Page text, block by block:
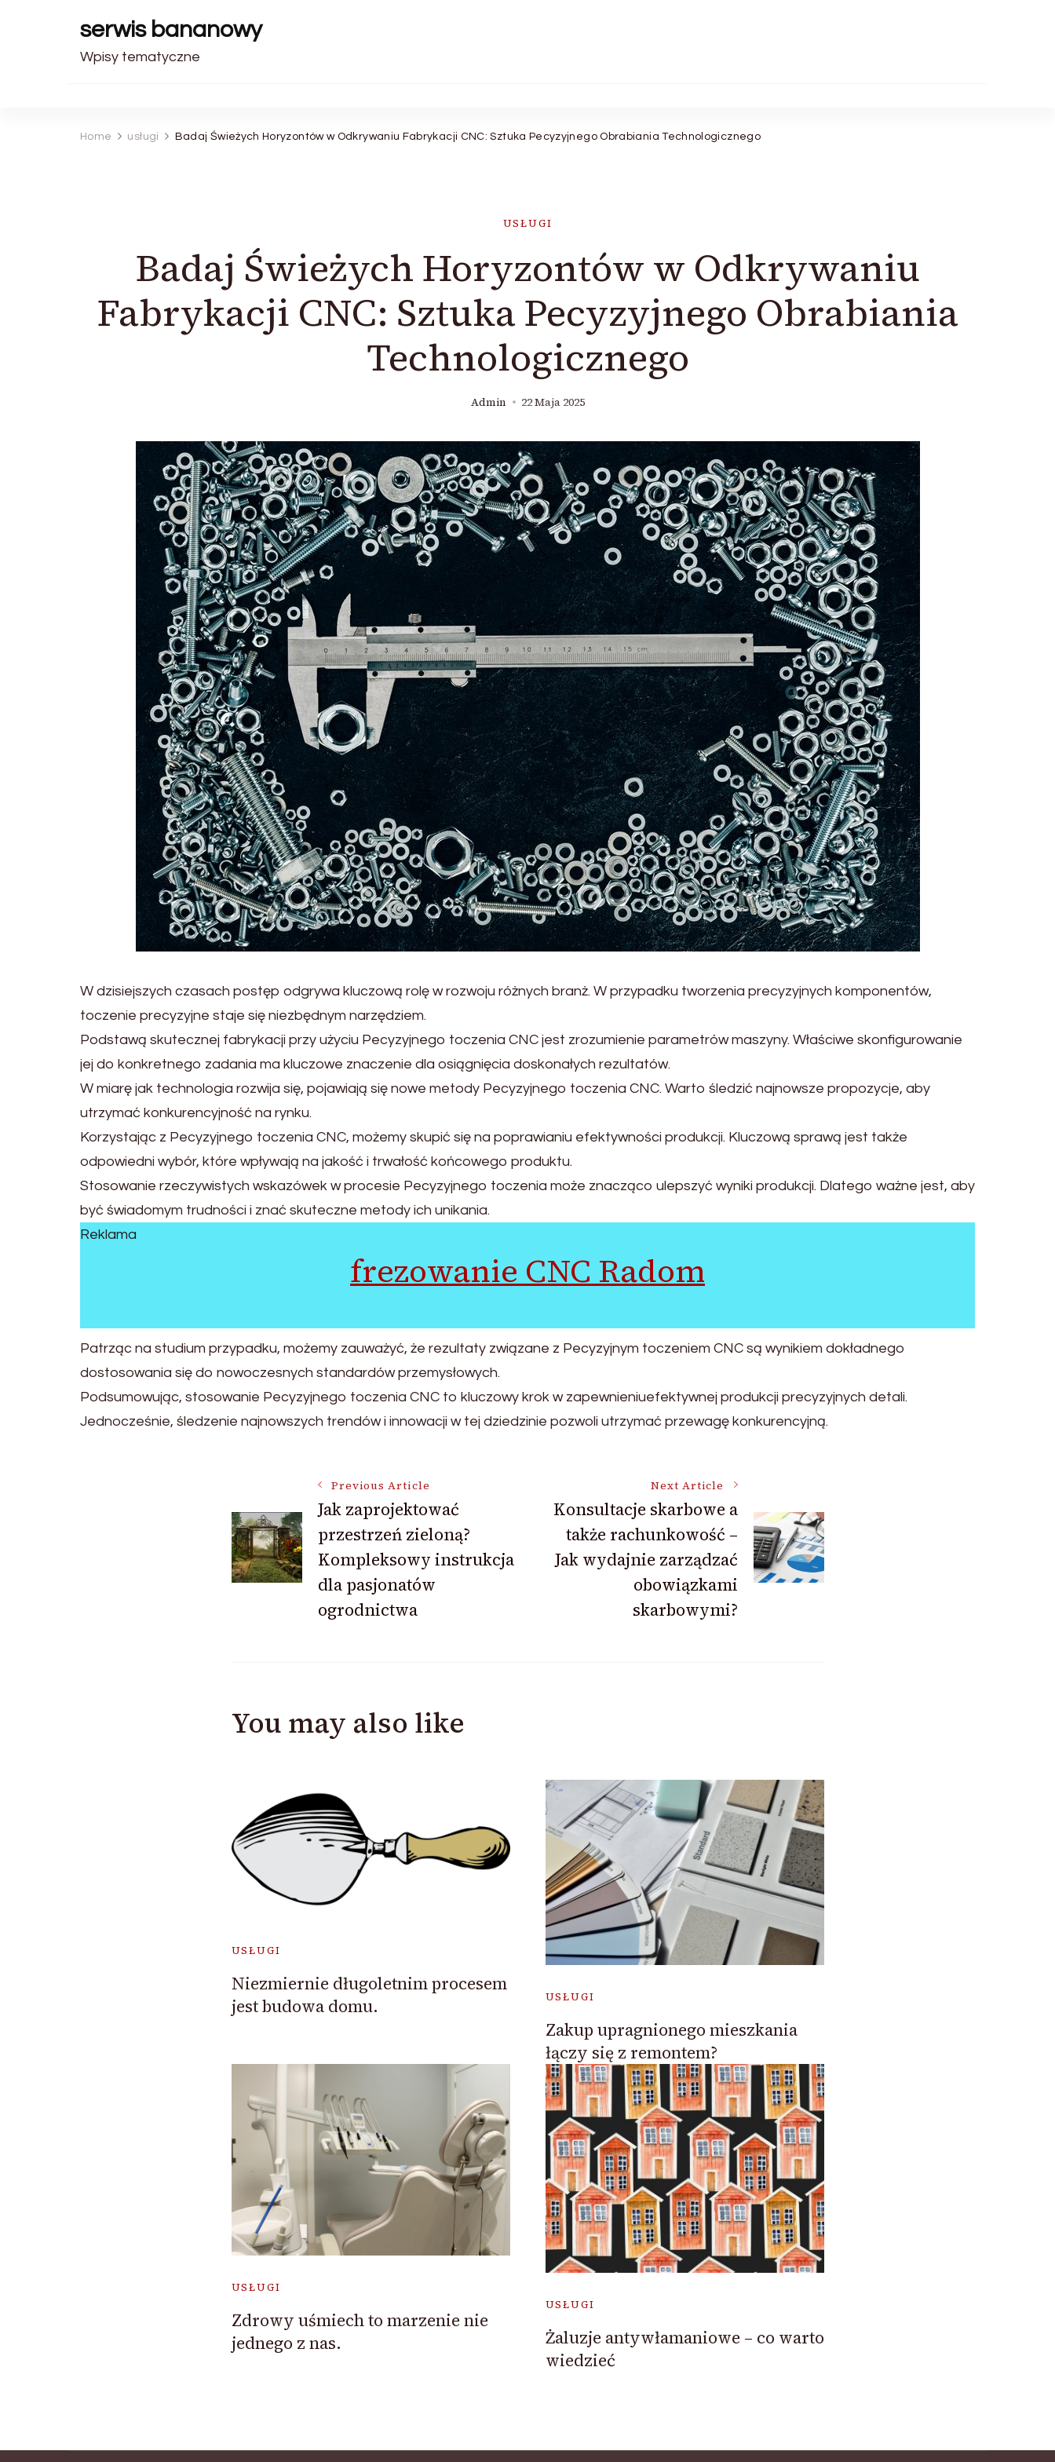
serwis bananowy
Wpisy tematyczne
Home usługi Badaj Świeżych Horyzontów w Odkrywaniu Fabrykacji CNC: Sztuka Pecyzyjnego Obrabiania Technologicznego
USŁUGI
Badaj Świeżych Horyzontów w Odkrywaniu
Fabrykacji CNC: Sztuka Pecyzyjnego Obrabiania
Technologicznego
Admin 22 Maja 2025
W dzisiejszych czasach postęp odgrywa kluczową rolę w rozwoju różnych branż. W przypadku tworzenia precyzyjnych komponentów,
toczenie precyzyjne staje się niezbędnym narzędziem.
Podstawą skutecznej fabrykacji przy użyciu Pecyzyjnego toczenia CNC jest zrozumienie parametrów maszyny. Właściwe skonfigurowanie
jej do konkretnego zadania ma kluczowe znaczenie dla osiągnięcia doskonałych rezultatów.
W miarę jak technologia rozwija się, pojawiają się nowe metody Pecyzyjnego toczenia CNC. Warto śledzić najnowsze propozycje, aby
utrzymać konkurencyjność na rynku.
Korzystając z Pecyzyjnego toczenia CNC, możemy skupić się na poprawianiu efektywności produkcji. Kluczową sprawą jest także
odpowiedni wybór, które wpływają na jakość i trwałość końcowego produktu.
Stosowanie rzeczywistych wskazówek w procesie Pecyzyjnego toczenia może znacząco ulepszyć wyniki produkcji. Dlatego ważne jest, aby
być świadomym trudności i znać skuteczne metody ich unikania.
Reklama
frezowanie CNC Radom
Patrząc na studium przypadku, możemy zauważyć, że rezultaty związane z Pecyzyjnym toczeniem CNC są wynikiem dokładnego
dostosowania się do nowoczesnych standardów przemysłowych.
Podsumowując, stosowanie Pecyzyjnego toczenia CNC to kluczowy krok w zapewnieniuefektywnej produkcji precyzyjnych detali.
Jednocześnie, śledzenie najnowszych trendów i innowacji w tej dziedzinie pozwoli utrzymać przewagę konkurencyjną.
Navigation
Previous Article
Jak zaprojektować
przestrzeń zieloną?
Kompleksowy instrukcja
dla pasjonatów
ogrodnictwa
Next Article
Konsultacje skarbowe a
także rachunkowość –
Jak wydajnie zarządzać
obowiązkami
skarbowymi?
You may also like
USŁUGI
Niezmiernie długoletnim procesem
jest budowa domu.
USŁUGI
Zakup upragnionego mieszkania
łączy się z remontem?
USŁUGI
Zdrowy uśmiech to marzenie nie
jednego z nas.
USŁUGI
Żaluzje antywłamaniowe – co warto
wiedzieć